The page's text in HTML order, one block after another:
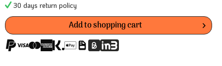
30 days return policy
Add toshopping cart